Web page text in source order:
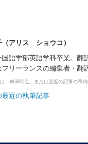
アリス ショウコ）
語学部英語学科卒業。翻
リーランスの編集者・翻
、執筆時点、または直近の記事の寄
近の執筆記事